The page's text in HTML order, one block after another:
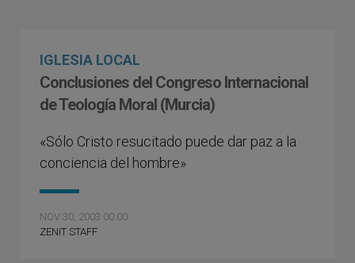
IGLESIA LOCAL
Conclusiones del Congreso Internacional
de Teología Moral (Murcia)
«Sólo Cristo resucitado puede dar paz a la
conciencia del hombre»
NOV 30, 2003 00:00
ZENIT STAFF